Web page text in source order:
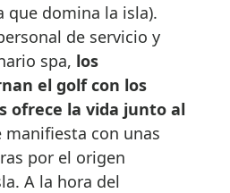
que domina la isla).
de servicio y
spa, los
el golf con los
ofrece la vida junto al
manifiesta con unas
por el origen
A la hora del